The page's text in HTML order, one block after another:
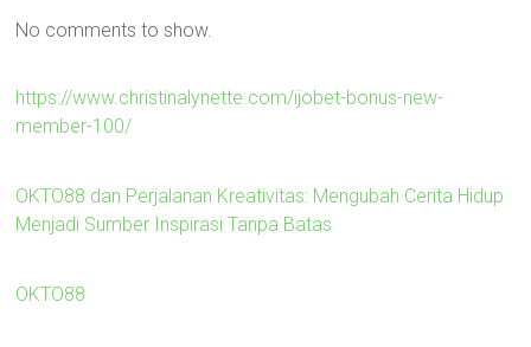
No comments to show.
https://www.christinalynette.com/ijobet-bonus-new-
member-100/
OKTO88 dan Perjalanan Kreativitas: Mengubah Cerita Hidup
Menjadi Sumber Inspirasi Tanpa Batas
OKTO88